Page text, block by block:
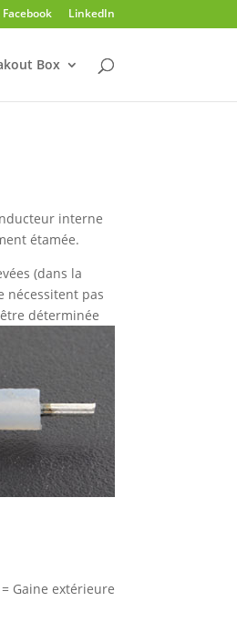
Facebook LinkedIn
Box
interne
étamée.
(dans la
nécessitent pas
déterminée
Gaine extérieure